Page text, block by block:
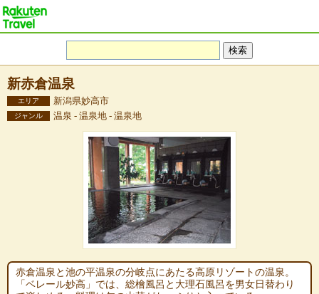
新赤倉温泉
エリア 新潟県妙高市
ジャンル 温泉 - 温泉地 - 温泉地
赤倉温泉と池の平温泉の分岐点にあたる高原リゾートの温泉。
「ベレール妙高」では、総檜風呂と大理石風呂を男女日替わり